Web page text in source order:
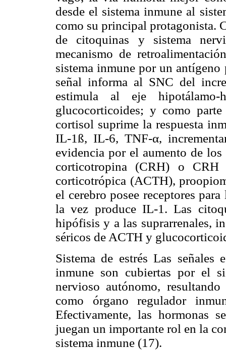
desde el sistema inmune al
como su principal protagonista.
de citoquinas y sistema
mecanismo de
sistema inmune por un
señal informa al SNC del
estimula al eje hipotálamo-
glucocorticoides; y como
cortisol suprime la respuesta
IL-1ß, IL-6, TNF-α,
evidencia por el aumento de
corticotropina (CRH) o CRH
corticotrópica (ACTH),
el cerebro posee receptores
la vez produce IL-1. Las
hipófisis y a las suprarrenales,
séricos de ACTH y
Sistema de estrés Las señales
inmune son cubiertas por el
nervioso autónomo,
como órgano regulador
Efectivamente, las hormonas
juegan un importante rol en la
sistema inmune (17).